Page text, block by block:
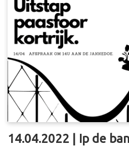
14.04.2022 | Ip de